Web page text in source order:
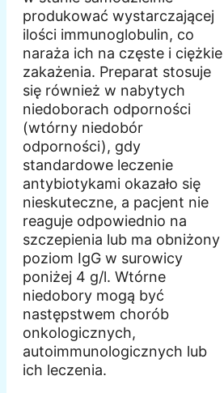
produkować wystarczającej
ilości immunoglobulin, co
naraża ich na częste i ciężkie
zakażenia. Preparat stosuje
się również w nabytych
niedoborach odporności
(wtórny niedobór
odporności), gdy
standardowe leczenie
antybiotykami okazało się
nieskuteczne, a pacjent nie
reaguje odpowiednio na
szczepienia lub ma obniżony
poziom IgG w surowicy
poniżej 4 g/l. Wtórne
niedobory mogą być
następstwem chorób
onkologicznych,
autoimmunologicznych lub
ich leczenia.